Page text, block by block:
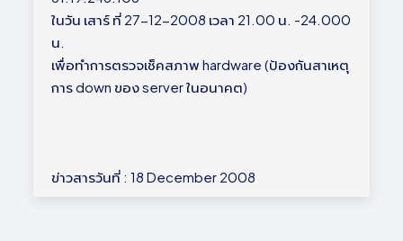
ในวัน เสาร์ ที่ 27-12-2008 เวลา 21.00 น. -24.000
น.
เพื่อทำการตรวจเช็คสภาพ hardware (ป้องกันสาเหตุ
การ down ของ server ในอนาคต)
ข่าวสารวันที่ : 18 December 2008